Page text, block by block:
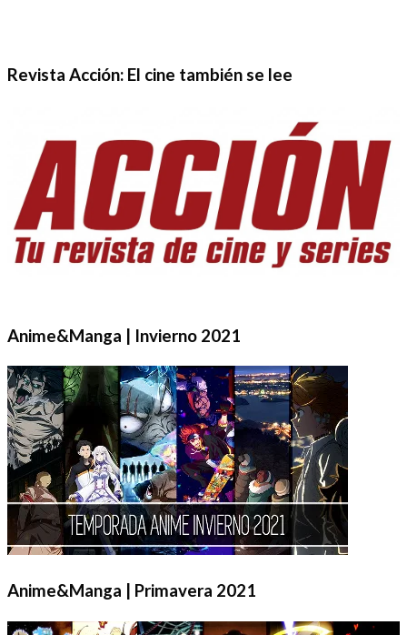
Revista Acción: El cine también se lee
Anime&Manga | Invierno 2021
Anime&Manga | Primavera 2021